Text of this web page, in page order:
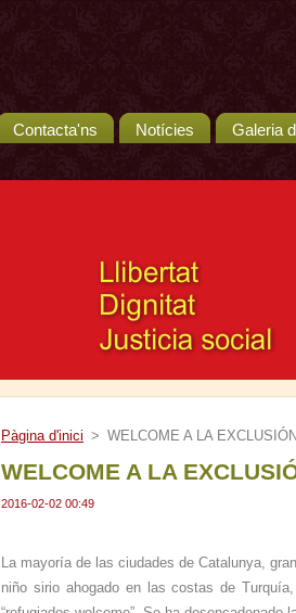
Contacta'ns Notícies Galeria
Pàgina d'inici > WELCOME A LA
WELCOME A LA
2016-02-02 00:49
La mayoría de las ciudades de Catalunya,
niño sirio ahogado en las costas de